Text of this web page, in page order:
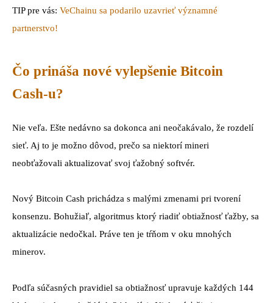
TIP pre vás: VeChainu sa podarilo uzavrieť významné
partnerstvo!
Čo prináša nové vylepšenie Bitcoin
Cash-u?
Nie veľa. Ešte nedávno sa dokonca ani neočakávalo, že rozdelí
sieť. Aj to je možno dôvod, prečo sa niektorí mineri
neobťažovali aktualizovať svoj ťažobný softvér.
Nový Bitcoin Cash prichádza s malými zmenami pri tvorení
konsenzu. Bohužiaľ, algoritmus ktorý riadiť obtiažnosť ťažby, sa
aktualizácie nedočkal. Práve ten je tŕňom v oku mnohých
minerov.
Podľa súčasných pravidiel sa obtiažnosť upravuje každých 144